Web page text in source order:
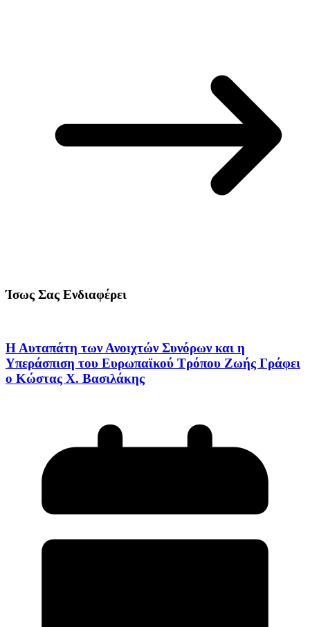
Ίσως Σας Ενδιαφέρει
Η Αυταπάτη των Ανοιχτών Συνόρων και η
Υπεράσπιση του Ευρωπαϊκού Τρόπου Ζωής Γράφει
ο Κώστας Χ. Βασιλάκης